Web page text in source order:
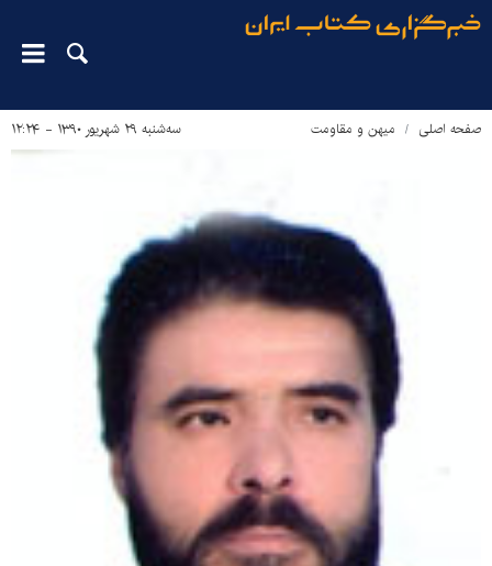
صفحه اصلی میهن و مقاومت سه‌شنبه ۲۹ شهریور ۱۳۹۰ - ۱۲:۲۴